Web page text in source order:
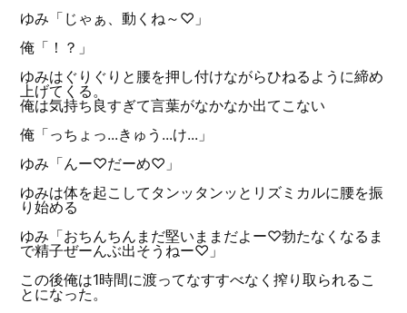
ゆみ「じゃぁ、動くね～♡」
俺「！？」
ゆみはぐりぐりと腰を押し付けながらひねるように締め
上げてくる。
俺は気持ち良すぎて言葉がなかなか出てこない
俺「っちょっ...きゅう...け...」
ゆみ「んー♡だーめ♡」
ゆみは体を起こしてタンッタンッとリズミカルに腰を振
り始める
ゆみ「おちんちんまだ堅いままだよー♡勃たなくなるま
で精子ぜーんぶ出そうねー♡」
この後俺は1時間に渡ってなすすべなく搾り取られるこ
とになった。